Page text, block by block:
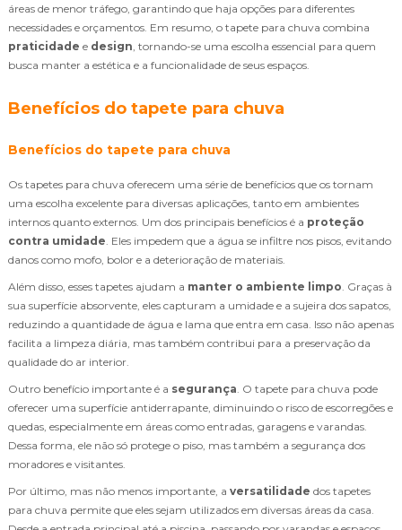
áreas de menor tráfego, garantindo que haja opções para diferentes
necessidades e orçamentos. Em resumo, o tapete para chuva combina
praticidade e design , tornando-se uma escolha essencial para quem
busca manter a estética e a funcionalidade de seus espaços.
Benefícios do tapete para chuva
Benefícios do tapete para chuva
Os tapetes para chuva oferecem uma série de benefícios que os tornam
uma escolha excelente para diversas aplicações, tanto em ambientes
internos quanto externos. Um dos principais benefícios é a proteção
contra umidade. Eles impedem que a água se infiltre nos pisos, evitando
danos como mofo, bolor e a deterioração de materiais.
Além disso, esses tapetes ajudam a manter o ambiente limpo. Graças à
sua superfície absorvente, eles capturam a umidade e a sujeira dos sapatos,
reduzindo a quantidade de água e lama que entra em casa. Isso não apenas
facilita a limpeza diária, mas também contribui para a preservação da
qualidade do ar interior.
Outro benefício importante é a segurança. O tapete para chuva pode
oferecer uma superfície antiderrapante, diminuindo o risco de escorregões e
quedas, especialmente em áreas como entradas, garagens e varandas.
Dessa forma, ele não só protege o piso, mas também a segurança dos
moradores e visitantes.
Por último, mas não menos importante, a versatilidade dos tapetes
para chuva permite que eles sejam utilizados em diversas áreas da casa.